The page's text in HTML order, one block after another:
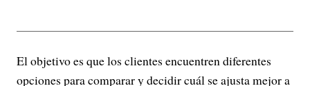
El objetivo es que los clientes encuentren diferentes
opciones para comparar y decidir cuál se ajusta mejor a